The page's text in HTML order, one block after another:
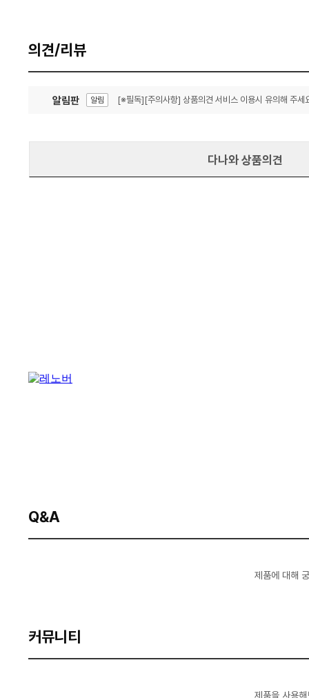
의견/리뷰
알림판 알림 [※필독][주의사항] 상품의견 서비스 이용시 유의해 주세
다나와 상품의견
Q&A
제품에 대해
커뮤니티
제품을 사용